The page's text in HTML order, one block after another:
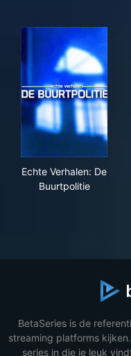
Echte Verhalen: De
Buurtpolitie
BetaSeries is de
streaming platforms
series in die je leuk